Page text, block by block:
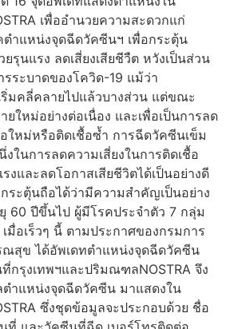
เพื่ออำนวยความสะดวกแก่
ำแหน่งจุดฉีดวัคซีนฯ เพื่อกระตุ้น
รุนแรง ลดเสี่ยงเสียชีวืต หวังเป็นส่วน
ระบาดของโควิด-19 แม้ว่า
มคลี่คลายไปแล้วบางส่วน แต่ขณะ
ยใหม่อย่างต่อเนื่อง และเพื่อเป็นการลด
ใหม่หรือติดเชื้อซ้ำ การฉีดวัคซีนเข็ม
ในการลดความเสี่ยงในการติดเชื้อ
งและลดโอกาสเสียชีวิตได้เป็นอย่างดี
ระตุ้นถือได้ว่ามีความสำคัญเป็นอย่าง
60 ปีขึ้นไป ผู้มีโรคประจำตัว 7 กลุ่ม
มื่อเร็วๆ นี้ ตามประกาศของกรมการ
ณสุข ได้อัพเดทตำแหน่งจุดฉีดวัคซีน
กรุงเทพฯและปริมณฑลNOSTRA จึง
ำแหน่งจุดฉีดวัคซีน มาแสดงใน
ซึ่งชุดข้อมูลจะประกอบด้วย ชื่อ